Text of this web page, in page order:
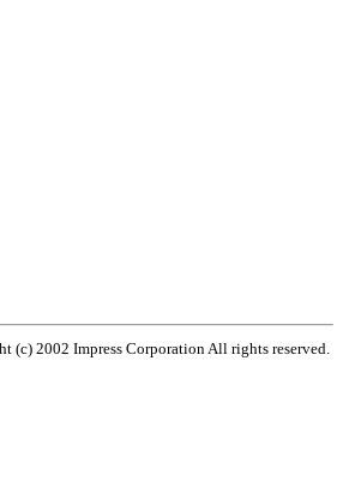
(c) 2002 Impress Corporation All rights reserved.